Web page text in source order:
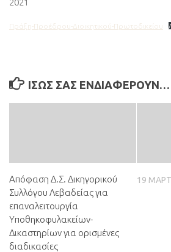
2021
Πράξη-Προέδρου-Διοικητικού-Πρωτοδικείου
ΊΣΩΣ ΣΑΣ ΕΝΔΙΑΦΈΡΟΥΝ…
Απόφαση Δ.Σ. Δικηγορικού
Συλλόγου Λεβαδείας για
επαναλειτουργία
Υποθηκοφυλακείων-
Δικαστηρίων για ορισμένες
διαδικασίες
19